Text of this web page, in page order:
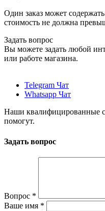
Один заказ может
стоимость не должна
Задать вопрос
Вы можете задать любой
или работе магазина.
Telegram Чат
Whatsapp Чат
Наши квалифицированные
помогут.
Задать вопрос
Вопрос *
Ваше имя *